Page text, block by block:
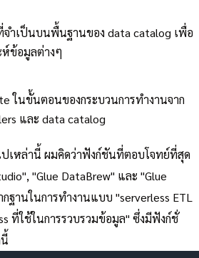
จำเป็นบนพื้นฐานของ data catalog เพื่อ
ห์ข้อมูลต่างๆ
ในขั้นตอนของกระบวนการทำงานจาก
และ data catalog
เหล่านี้ ผมคิดว่าฟังก์ชันที่ตอบโจทย์ที่สุด
"Glue DataBrew" และ "Glue
กฐานในการทำงานแบบ "serverless ETL
ที่ใช้ในการรวบรวมข้อมูล" ซึ่งมีฟังก์ชั่